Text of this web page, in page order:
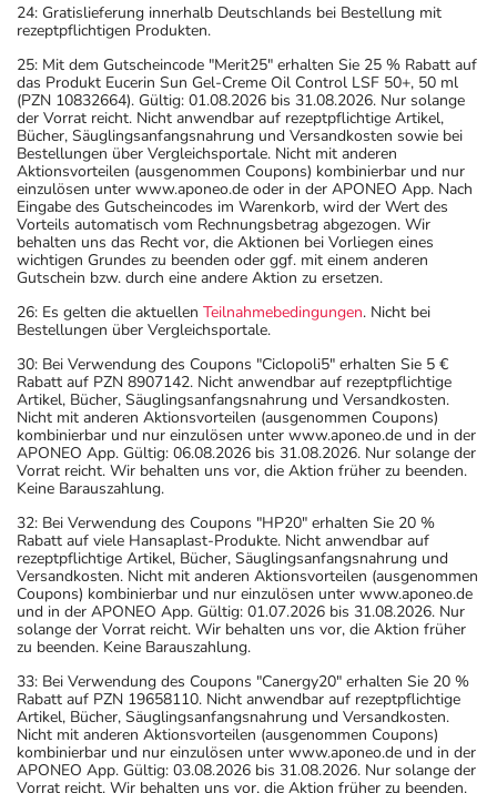
24: Gratislieferung innerhalb Deutschlands bei Bestellung mit
rezeptpflichtigen Produkten.
25: Mit dem Gutscheincode "Merit25" erhalten Sie 25 % Rabatt auf
das Produkt Eucerin Sun Gel-Creme Oil Control LSF 50+, 50 ml
(PZN 10832664). Gültig: 01.08.2026 bis 31.08.2026. Nur solange
der Vorrat reicht. Nicht anwendbar auf rezeptpflichtige Artikel,
Bücher, Säuglingsanfangsnahrung und Versandkosten sowie bei
Bestellungen über Vergleichsportale. Nicht mit anderen
Aktionsvorteilen (ausgenommen Coupons) kombinierbar und nur
einzulösen unter www.aponeo.de oder in der APONEO App. Nach
Eingabe des Gutscheincodes im Warenkorb, wird der Wert des
Vorteils automatisch vom Rechnungsbetrag abgezogen. Wir
behalten uns das Recht vor, die Aktionen bei Vorliegen eines
wichtigen Grundes zu beenden oder ggf. mit einem anderen
Gutschein bzw. durch eine andere Aktion zu ersetzen.
26: Es gelten die aktuellen Teilnahmebedingungen. Nicht bei
Bestellungen über Vergleichsportale.
30: Bei Verwendung des Coupons "Ciclopoli5" erhalten Sie 5 €
Rabatt auf PZN 8907142. Nicht anwendbar auf rezeptpflichtige
Artikel, Bücher, Säuglingsanfangsnahrung und Versandkosten.
Nicht mit anderen Aktionsvorteilen (ausgenommen Coupons)
kombinierbar und nur einzulösen unter www.aponeo.de und in der
APONEO App. Gültig: 06.08.2026 bis 31.08.2026. Nur solange der
Vorrat reicht. Wir behalten uns vor, die Aktion früher zu beenden.
Keine Barauszahlung.
32: Bei Verwendung des Coupons "HP20" erhalten Sie 20 %
Rabatt auf viele Hansaplast-Produkte. Nicht anwendbar auf
rezeptpflichtige Artikel, Bücher, Säuglingsanfangsnahrung und
Versandkosten. Nicht mit anderen Aktionsvorteilen (ausgenommen
Coupons) kombinierbar und nur einzulösen unter www.aponeo.de
und in der APONEO App. Gültig: 01.07.2026 bis 31.08.2026. Nur
solange der Vorrat reicht. Wir behalten uns vor, die Aktion früher
zu beenden. Keine Barauszahlung.
33: Bei Verwendung des Coupons "Canergy20" erhalten Sie 20 %
Rabatt auf PZN 19658110. Nicht anwendbar auf rezeptpflichtige
Artikel, Bücher, Säuglingsanfangsnahrung und Versandkosten.
Nicht mit anderen Aktionsvorteilen (ausgenommen Coupons)
kombinierbar und nur einzulösen unter www.aponeo.de und in der
APONEO App. Gültig: 03.08.2026 bis 31.08.2026. Nur solange der
Vorrat reicht. Wir behalten uns vor, die Aktion früher zu beenden.